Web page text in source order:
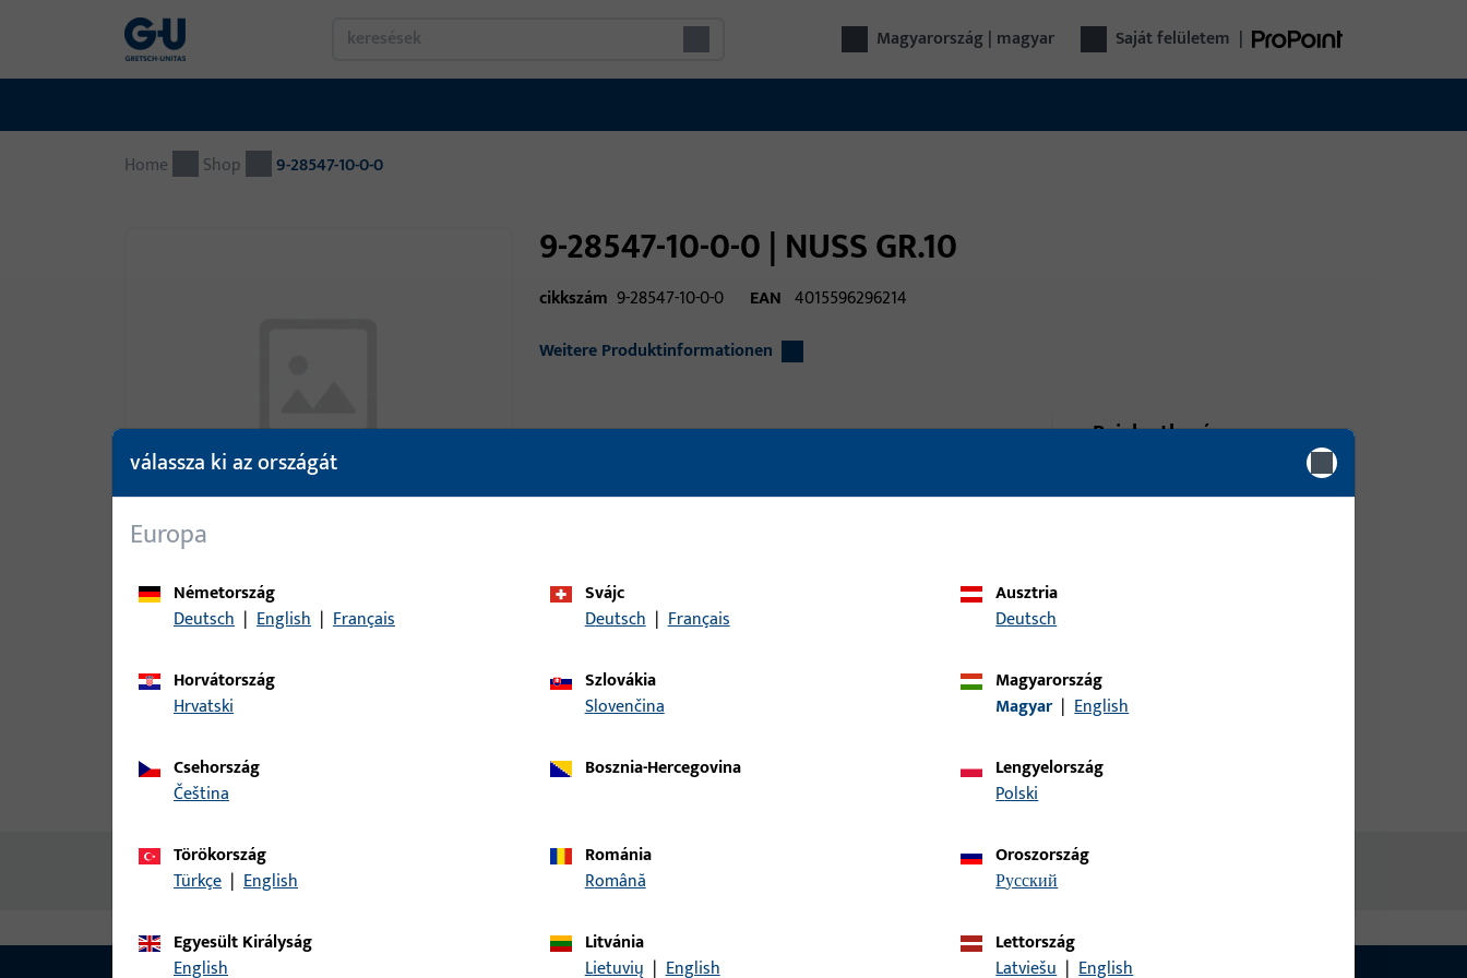
Magyarország | magyar saját felületem |
Home Shop 9-28547-10-0-0
9-28547-10-0-0 | NUSS GR.10
cikkszám 9-28547-10-0-0 EAN 4015596296214
Weitere Produktinformationen
alkalmazási terület
ajtóvasalatok
felület leírása
csomagolási egység
Bejelentkezés
termékleírás
Nincs elérhető tartalom
válassza ki az országát
Europa
Németország
Deutsch | English | Français
Svájc
Deutsch | Français
Ausztria
Deutsch
Horvátország
Hrvatski
Szlovákia
Slovenčina
Magyarország
Magyar | English
Csehország
čeština
Bosznia-Hercegovina
Lengyelország
Polski
Törökország
Türkçe | English
Románia
Română
Oroszország
русский
Egyesült Királyság
English
Litvánia
Lietuvių | English
Lettország
Latviešu | English